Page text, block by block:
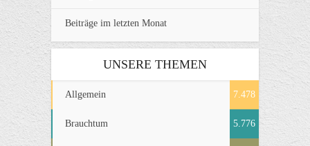
Beiträge im letzten Monat
UNSERE THEMEN
Allgemein 7.478
Brauchtum 5.776